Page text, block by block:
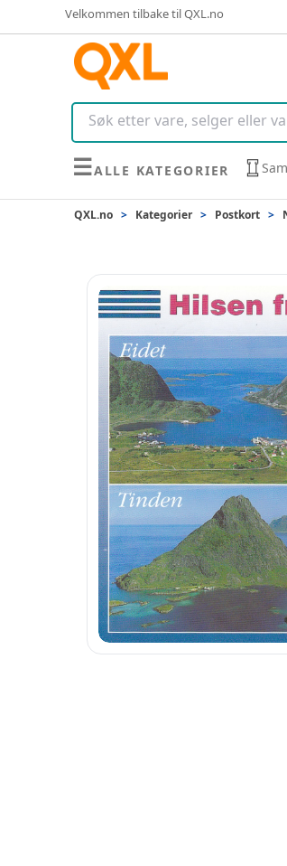
Velkommen tilbake til QXL.no
☰ALLE KATEGORIER
QXL.no > Kategorier > Postkort >